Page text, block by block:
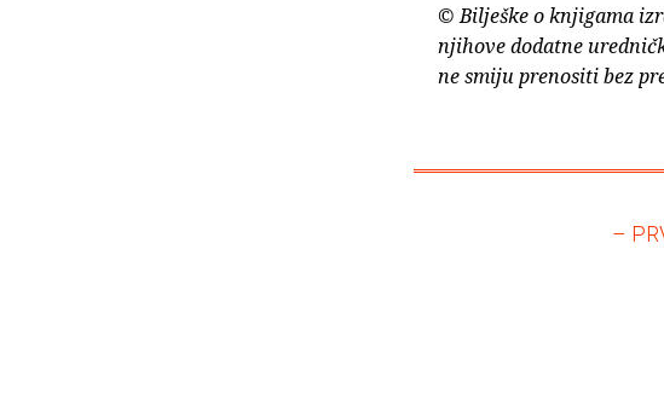
© Bilješke o knjigama
njihove dodatne
ne smiju prenositi bez
–